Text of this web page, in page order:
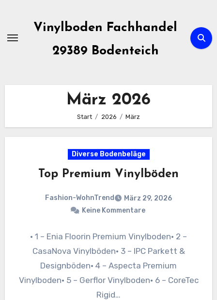
springen
Vinylboden Fachhandel
29389 Bodenteich
März 2026
Start 2026 März
Diverse Bodenbeläge
Top Premium Vinylböden
Fashion-WohnTrend
März 29, 2026
Keine Kommentare
• 1 – Enia Floorin Premium Vinylboden• 2 –
CasaNova Vinylböden• 3 – IPC Parkett &
Designböden• 4 – Aspecta Premium
Vinylboden• 5 – Gerflor Vinylboden• 6 – CoreTec
Rigid…